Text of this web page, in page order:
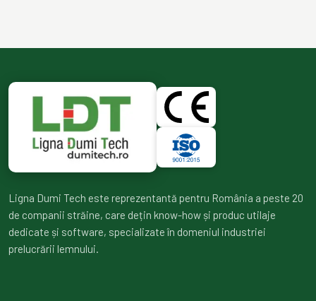
Ligna Dumi Tech este reprezentantă pentru România a peste 20
de companii străine, care dețin know-how și produc utilaje
dedicate și software, specializate în domeniul industriei
prelucrării lemnului.